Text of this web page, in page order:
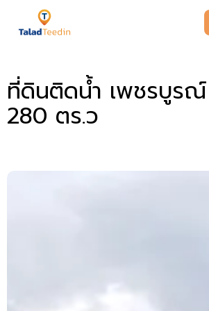
ที่ดินติดน้ำ เพชรบูรณ์
280 ตร.ว